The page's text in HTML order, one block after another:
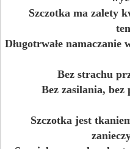
Szczotka ma zalety
Długotrwałe
Bez strachu
Bez zasilania,
Szczotka jest